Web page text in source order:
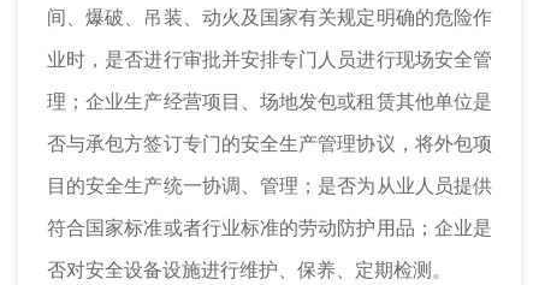
间、爆破、吊装、动火及国家有关规定明确的危险作
业时，是否进行审批并安排专门人员进行现场安全管
理；企业生产经营项目、场地发包或租赁其他单位是
否与承包方签订专门的安全生产管理协议，将外包项
目的安全生产统一协调、管理；是否为从业人员提供
符合国家标准或者行业标准的劳动防护用品；企业是
否对安全设备设施进行维护、保养、定期检测。